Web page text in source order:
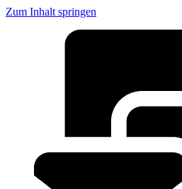
Zum Inhalt springen